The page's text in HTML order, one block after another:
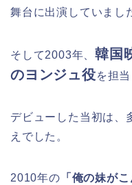
舞台に出演していまし
そして2003年、韓国
のヨンジュ役を担当
デビューした当初は、
えでした。
2010年の 「俺の妹が